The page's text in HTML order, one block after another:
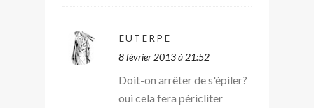
EUTERPE
8 février 2013 à 21:52
Doit-on arrêter de s'épiler?
oui cela fera péricliter